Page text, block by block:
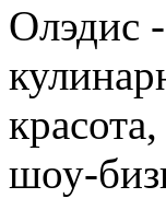
Олэдис
шоу-